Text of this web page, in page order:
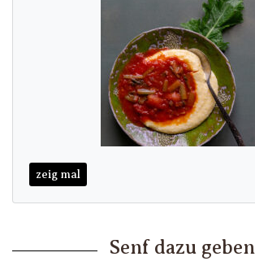
zeig mal
Senf dazu geben